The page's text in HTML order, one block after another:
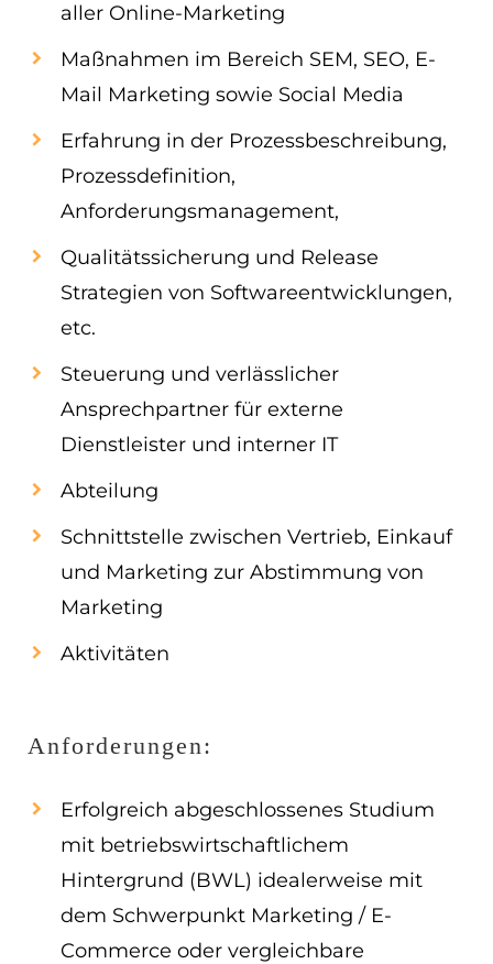
aller Online-Marketing
Maßnahmen im Bereich SEM, SEO, E-
Mail Marketing sowie Social Media
Erfahrung in der Prozessbeschreibung,
Prozessdefinition,
Anforderungsmanagement,
Qualitätssicherung und Release
Strategien von Softwareentwicklungen,
etc.
Steuerung und verlässlicher
Ansprechpartner für externe
Dienstleister und interner IT
Abteilung
Schnittstelle zwischen Vertrieb, Einkauf
und Marketing zur Abstimmung von
Marketing
Aktivitäten
Anforderungen:
Erfolgreich abgeschlossenes Studium
mit betriebswirtschaftlichem
Hintergrund (BWL) idealerweise mit
dem Schwerpunkt Marketing / E-
Commerce oder vergleichbare